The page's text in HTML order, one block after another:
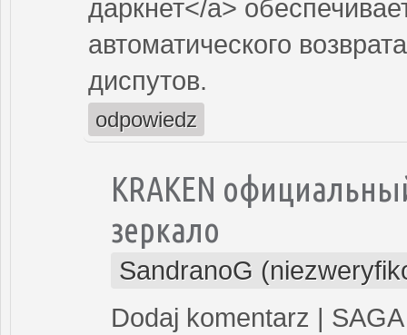
даркнет</a>
автоматического
диспутов.
odpowiedz
KRAKEN
зеркало
SandranoG
Dodaj komentarz |